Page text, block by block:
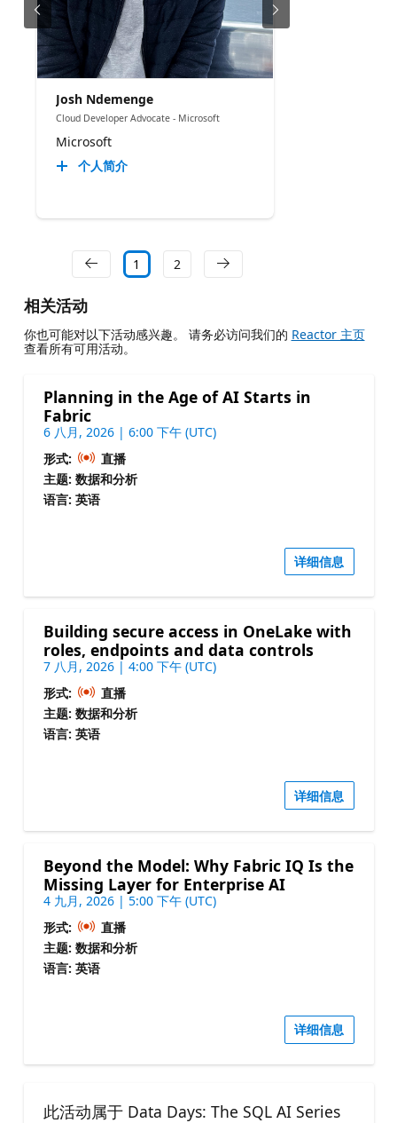
Josh Ndemenge
Cloud Developer Advocate - Microsoft
Microsoft
个人简介
1 2
相关活动
你也可能对以下活动感兴趣。 请务必访问我们的 Reactor 主页
查看所有可用活动。
Planning in the Age of AI Starts in
Fabric
6 八月, 2026 | 6:00 下午 (UTC)
形式:
直播
主题: 数据和分析
语言: 英语
详细信息
Building secure access in OneLake with
roles, endpoints and data controls
7 八月, 2026 | 4:00 下午 (UTC)
形式:
直播
主题: 数据和分析
语言: 英语
详细信息
Beyond the Model: Why Fabric IQ Is the
Missing Layer for Enterprise AI
4 九月, 2026 | 5:00 下午 (UTC)
形式:
直播
主题: 数据和分析
语言: 英语
详细信息
此活动属于 Data Days: The SQL AI Series